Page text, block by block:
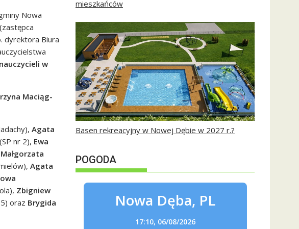
Nowa
(zastępca
dyrektora Biura
w
Maciąg-
Agata
(SP nr 2), Ewa
Małgorzata
Agata
Zbigniew
oraz Brygida
mieszkańców
Basen rekreacyjny w Nowej Dębie w 2027 r.?
POGODA
Nowa Dęba, PL
17:10, 06/08/2026